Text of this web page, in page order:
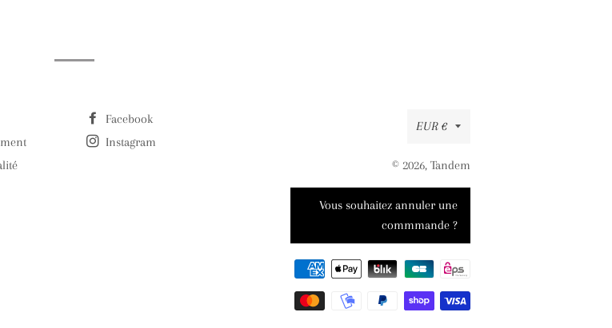
Facebook
Instagram
Devise
EUR €
© 2026, Tandem
Vous souhaitez annuler une
commmande ?